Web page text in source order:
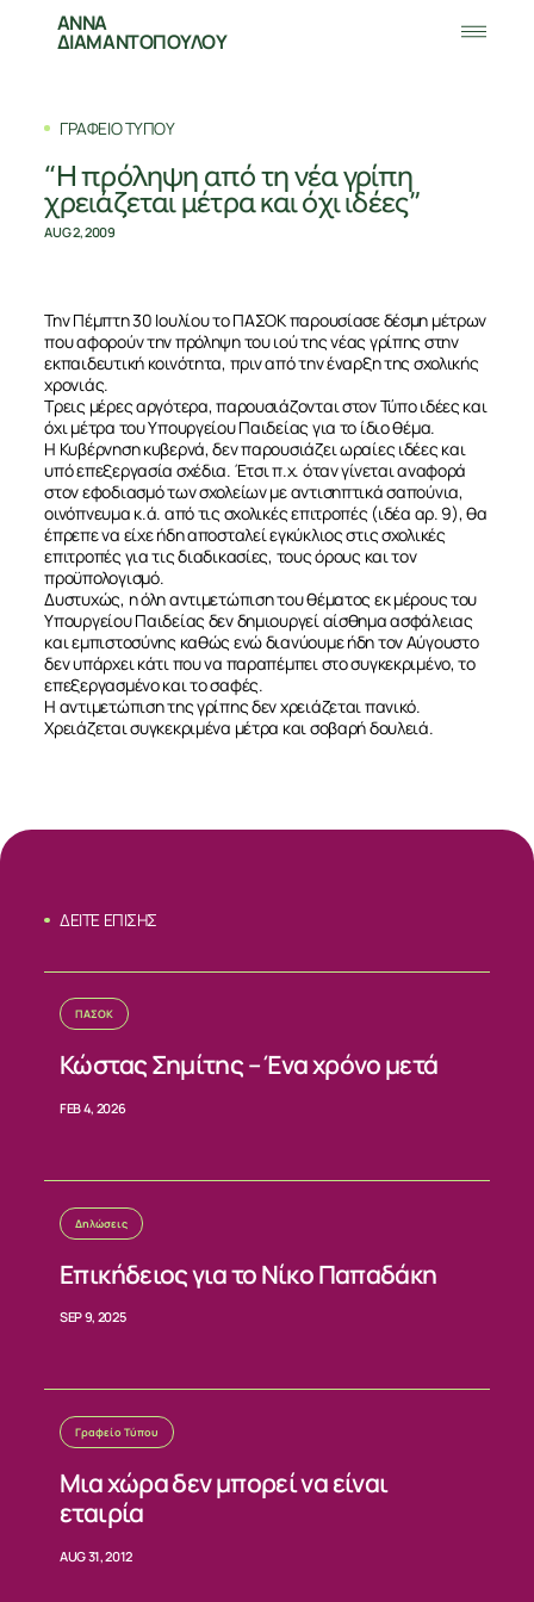
ΣΧΕΤΙΚΑ
ΝΕΑ
ΕΠΙΚΟΙΝΩΝΙΑ
ΑΝΝΑ
ΔΙΑΜΑΝΤΟΠΟΥΛΟΥ
ΓΡΑΦΕΙΟ ΤΥΠΟΥ
“Η πρόληψη από τη νέα γρίπη
χρειάζεται μέτρα και όχι ιδέες”
AUG 2, 2009
Την Πέμπτη 30 Ιουλίου το ΠΑΣΟΚ παρουσίασε δέσμη μέτρων
που αφορούν την πρόληψη του ιού της νέας γρίπης στην
εκπαιδευτική κοινότητα, πριν από την έναρξη της σχολικής
χρονιάς.
Τρεις μέρες αργότερα, παρουσιάζονται στον Τύπο ιδέες και
όχι μέτρα του Υπουργείου Παιδείας για το ίδιο θέμα.
Η Κυβέρνηση κυβερνά, δεν παρουσιάζει ωραίες ιδέες και
υπό επεξεργασία σχέδια. Έτσι π.χ. όταν γίνεται αναφορά
στον εφοδιασμό των σχολείων με αντισηπτικά σαπούνια,
οινόπνευμα κ.ά. από τις σχολικές επιτροπές (ιδέα αρ. 9), θα
έπρεπε να είχε ήδη αποσταλεί εγκύκλιος στις σχολικές
επιτροπές για τις διαδικασίες, τους όρους και τον
προϋπολογισμό.
Δυστυχώς, η όλη αντιμετώπιση του θέματος εκ μέρους του
Υπουργείου Παιδείας δεν δημιουργεί αίσθημα ασφάλειας
και εμπιστοσύνης καθώς ενώ διανύουμε ήδη τον Αύγουστο
δεν υπάρχει κάτι που να παραπέμπει στο συγκεκριμένο, το
επεξεργασμένο και το σαφές.
Η αντιμετώπιση της γρίπης δεν χρειάζεται πανικό.
Χρειάζεται συγκεκριμένα μέτρα και σοβαρή δουλειά.
ΔΕΙΤΕ ΕΠΙΣΗΣ
ΠΑΣΟΚ
Κώστας Σημίτης – Ένα χρόνο μετά
FEB 4, 2026
Δηλώσεις
Επικήδειος για το Νίκο Παπαδάκη
SEP 9, 2025
Γραφείο Τύπου
Μια χώρα δεν μπορεί να είναι
εταιρία
AUG 31, 2012